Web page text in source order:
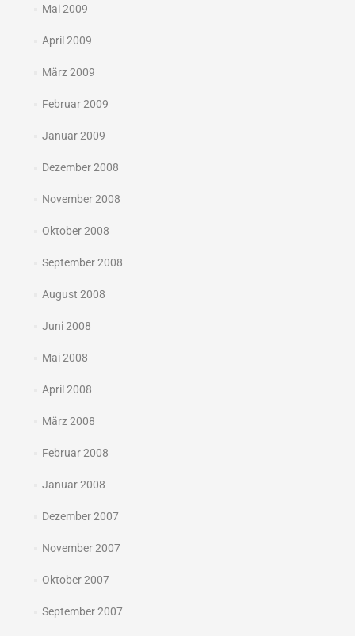
Mai 2009
April 2009
März 2009
Februar 2009
Januar 2009
Dezember 2008
November 2008
Oktober 2008
September 2008
August 2008
Juni 2008
Mai 2008
April 2008
März 2008
Februar 2008
Januar 2008
Dezember 2007
November 2007
Oktober 2007
September 2007